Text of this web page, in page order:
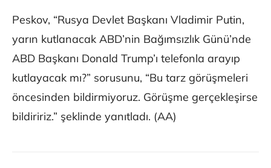
Peskov, “Rusya Devlet Başkanı Vladimir Putin,
yarın kutlanacak ABD’nin Bağımsızlık Günü’nde
ABD Başkanı Donald Trump’ı telefonla arayıp
kutlayacak mı?” sorusunu, “Bu tarz görüşmeleri
öncesinden bildirmiyoruz. Görüşme gerçekleşirse
bildiririz.” şeklinde yanıtladı. (AA)